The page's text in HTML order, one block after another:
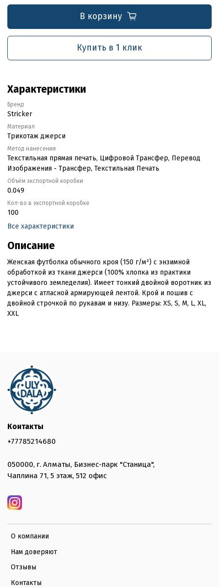
В корзину
Купить в 1 клик
Характеристики
Бренд
Stricker
Материал
Трикотаж джерси
Метод нанесения
Текстильная прямая печать, Цифровой Трансфер, Перевод
Изображения - Трансфер, Текстильная Печать
Объём экспортной коробки
0.049
Кол-во в экспортной коробке
100
Все характеристики
Описание
Женская футболка обычного кроя (150 г/м²) с энзимной
обработкой из ткани джерси (100% хлопка из практики
устойчивого земледелия). Имеет тонкий двойной воротник из
джерси с атласной армирующей лентой. Крой и пошив с
двойной строчкой по рукавам и низу. Размеры: XS, S, M, L, XL,
XXL
О компании
Нам доверяют
Отзывы
Контакты
Контакты
+77785214680
050000, г. Алматы, Бизнес-парк "Станица",
Чаплина 71, 5 этаж, 512 офис